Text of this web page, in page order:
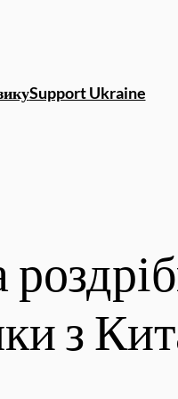
Support Ukraine
з